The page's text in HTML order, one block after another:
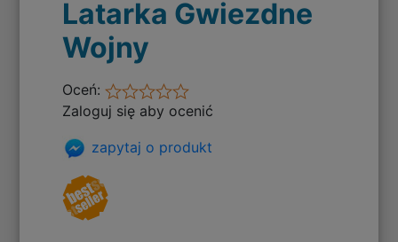
Latarka Gwiezdne
Wojny
Oceń:
Zaloguj się aby ocenić
zapytaj o produkt